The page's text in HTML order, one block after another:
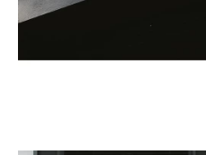
Inspírate
Buscar